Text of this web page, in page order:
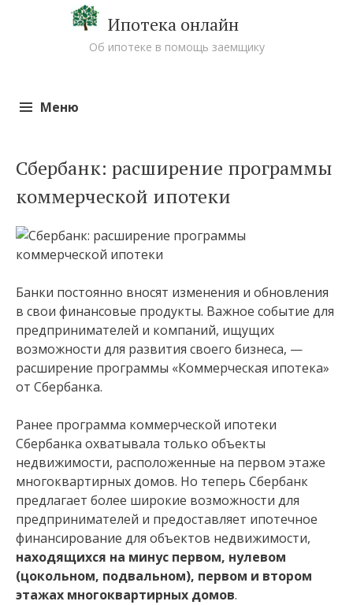
Ипотека онлайн
Об ипотеке в помощь заемщику
Меню
Сбербанк: расширение программы
коммерческой ипотеки
Банки постоянно вносят изменения и обновления
в свои финансовые продукты. Важное событие для
предпринимателей и компаний, ищущих
возможности для развития своего бизнеса, —
расширение программы «Коммерческая ипотека»
от Сбербанка.
Ранее программа коммерческой ипотеки
Сбербанка охватывала только объекты
недвижимости, расположенные на первом этаже
многоквартирных домов. Но теперь Сбербанк
предлагает более широкие возможности для
предпринимателей и предоставляет ипотечное
финансирование для объектов недвижимости,
находящихся на минус первом, нулевом
(цокольном, подвальном), первом и втором
этажах многоквартирных домов.